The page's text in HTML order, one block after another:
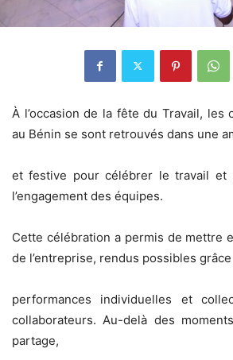
À l’occasion de la fête du Travail, les
au Bénin se sont retrouvés dans une
et festive pour célébrer le travail et
l’engagement des équipes.
Cette célébration a permis de mettre
de l’entreprise, rendus possibles
performances individuelles et
collaborateurs. Au-delà des
partage,